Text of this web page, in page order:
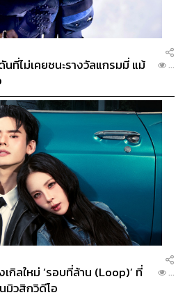
ที่ไม่เคยชนะรางวัลแกรมมี่ แม้
...
เกิลใหม่ ‘รอบที่ล้าน (Loop)’ ที่
มิวสิกวิดีโอ
...